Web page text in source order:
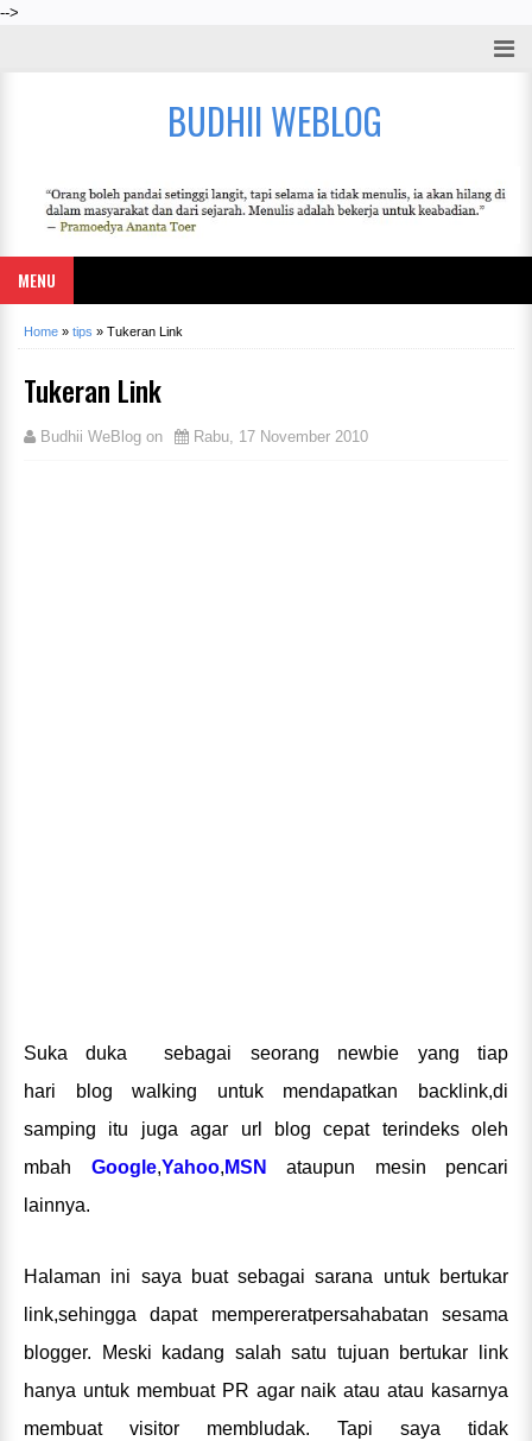
-->
BUDHII WEBLOG
MENU
Home » tips » Tukeran Link
Tukeran Link
Budhii WeBlog on Rabu, 17 November 2010
Suka duka
sebagai seorang newbie yang tiap
hari blog walking untuk mendapatkan backlink,di
samping itu juga agar url blog cepat terindeks oleh
mbah Google,Yahoo, MSN
ataupun mesin pencari
lainnya.
Halaman ini saya buat sebagai sarana untuk bertukar
link,sehingga dapat mempereratpersahabatan sesama
blogger. Meski kadang salah satu tujuan bertukar link
hanya untuk membuat PR agar naik atau atau kasarnya
membuat visitor membludak. Tapi saya tidak